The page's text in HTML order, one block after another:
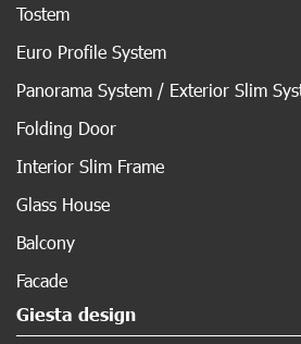
Tostem
Euro Profile System
Panorama System / Exterior Slim
Folding Door
Interior Slim Frame
Glass House
Balcony
Facade
Giesta design